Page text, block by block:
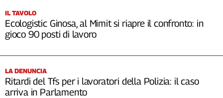
IL TAVOLO
Ecologistic Ginosa, al Mimit si riapre il confronto: in
gioco 90 posti di lavoro
LA DENUNCIA
Ritardi del Tfs per i lavoratori della Polizia: il caso
arriva in Parlamento